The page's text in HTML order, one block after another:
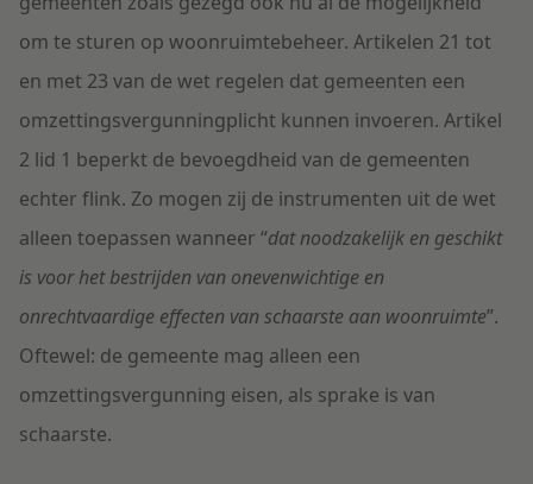
om te sturen op woonruimtebeheer. Artikelen 21 tot
en met 23 van de wet regelen dat gemeenten een
omzettingsvergunningplicht kunnen invoeren. Artikel
2 lid 1 beperkt de bevoegdheid van de gemeenten
echter flink. Zo mogen zij de instrumenten uit de wet
alleen toepassen wanneer “dat noodzakelijk en geschikt
is voor het bestrijden van onevenwichtige en
onrechtvaardige effecten van schaarste aan woonruimte”.
Oftewel: de gemeente mag alleen een
omzettingsvergunning eisen, als sprake is van
schaarste.